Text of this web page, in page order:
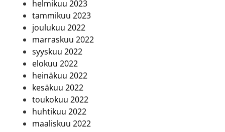
helmikuu 2023
tammikuu 2023
joulukuu 2022
marraskuu 2022
syyskuu 2022
elokuu 2022
heinäkuu 2022
kesäkuu 2022
toukokuu 2022
huhtikuu 2022
maaliskuu 2022